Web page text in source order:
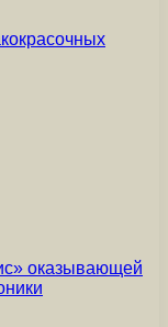
оказывающей